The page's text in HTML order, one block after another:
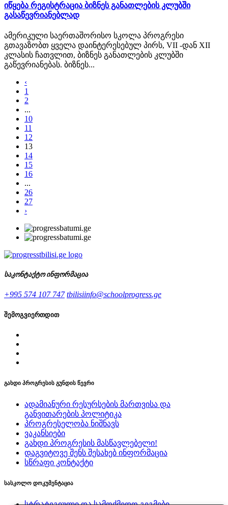
იწყება რეგისტრაცია ბიზნეს განათლების კლუბში
გასაწევრიანებლად
ამერიკული საერთაშორისო სკოლა პროგრესი
გთავაზობთ ყველა დაინტერესებულ პირს, VII -დან XII
კლასის ჩათვლით, ბიზნეს განათლების კლუბში
გაწევრიანებას. ბიზნეს...
‹
1
2
...
10
11
12
13
14
15
16
...
26
27
›
საკონტაქტო ინფორმაცია
+995 574 107 747 tbilisiinfo@schoolprogress.ge
შემოგვიერთდით
გახდი პროგრესის გუნდის წევრი
ადამიანური რესურსების მართვისა და
განვითარების პოლიტიკა
პროგრესელობა ნიშნავს
ვაკანსიები
გახდი პროგრესის მასწავლებელი!
დაგვიტოვე შენს შესახებ ინფორმაცია
სწრაფი კონტაქტი
სასკოლო დოკუმენტაცია